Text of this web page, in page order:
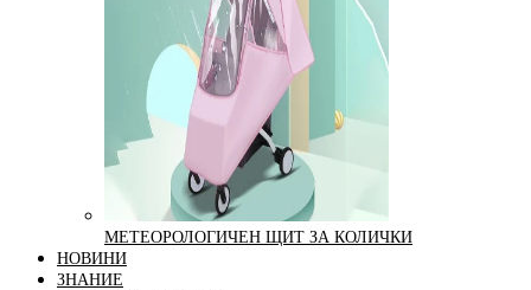
МЕТЕОРОЛОГИЧЕН ЩИТ ЗА КОЛИЧКИ
НОВИНИ
ЗНАНИЕ